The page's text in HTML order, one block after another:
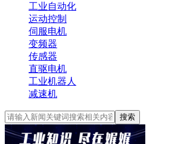
工业自动化
运动控制
伺服电机
变频器
传感器
直驱电机
工业机器人
减速机
搜索